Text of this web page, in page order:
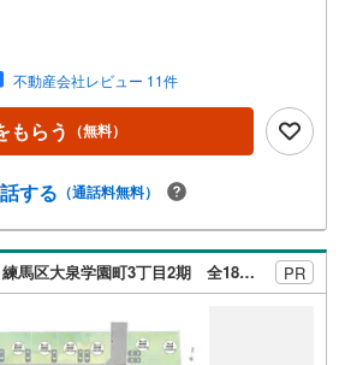
発道路■建物参考プランあり:建物金額2,500
建物面積105.56平米、木造3階建て■徒歩圏
子育て世代のご家族も安心■お買い物施設
に揃う利便性の高い立地■東武東上線「上
歩7分■東武東上線「東武練馬」駅まで徒歩
線「志村三丁目」駅まで徒歩20分ー「資料
。お気軽にお問合せ下さいー ベストセレク
棟の実績で提携住宅ローン金利優遇や豊
ご提供が可能です。住宅ローンにご不安な
。
不動産会社レビュー 11件
もらう （無料）
する （通話料無料）
トラストステージ 練馬区大泉学園町3丁目2期 全18区画 PR